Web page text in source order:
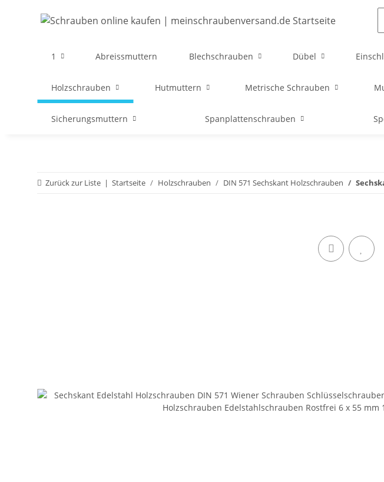
1 Abreissmuttern Blechschrauben Dübel
Holzschrauben Hutmuttern Metrische Schrauben
Sicherungsmuttern Spanplattenschrauben
Zurück zur Liste Startseite Holzschrauben DIN 571 Sechskant Holzschrauben